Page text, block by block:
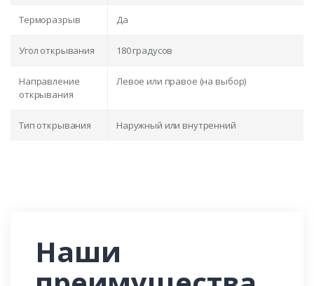
Терморазрыв Да
Угол открывания 180 градусов
Направление
открывания
Левое или правое (на выбор)
Тип открывания Наружный или внутренний
Наши